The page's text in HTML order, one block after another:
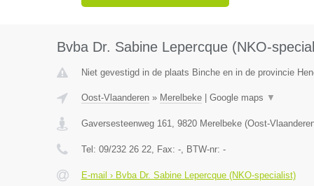
Bvba Dr. Sabine Lepercque (NKO-
Niet gevestigd in de plaats Binche en in de provincie
Oost-Vlaanderen» Merelbeke| Google maps ▼
Gaversesteenweg 161, 9820 Merelbeke(Oost-
Tel: 09/232 26 22, Fax: -, BTW-nr: -
E-mail › Bvba Dr. Sabine Lepercque (NKO-specialist)